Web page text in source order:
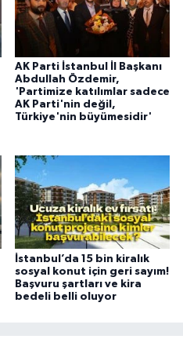
AK Parti İstanbul İl Başkanı
Abdullah Özdemir,
'Partimize katılımlar sadece
AK Parti'nin değil,
Türkiye'nin büyümesidir'
İstanbul’da 15 bin kiralık
sosyal konut için geri sayım!
Başvuru şartları ve kira
bedeli belli oluyor